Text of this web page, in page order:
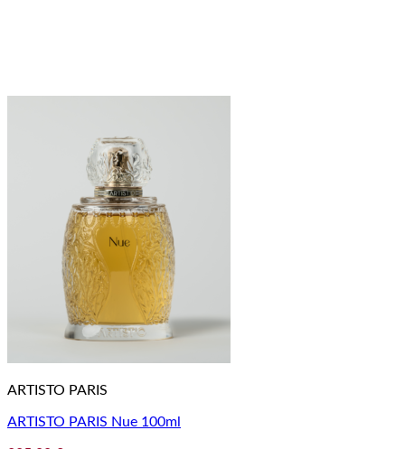
ARTISTO PARIS
ARTISTO PARIS Nue 100ml